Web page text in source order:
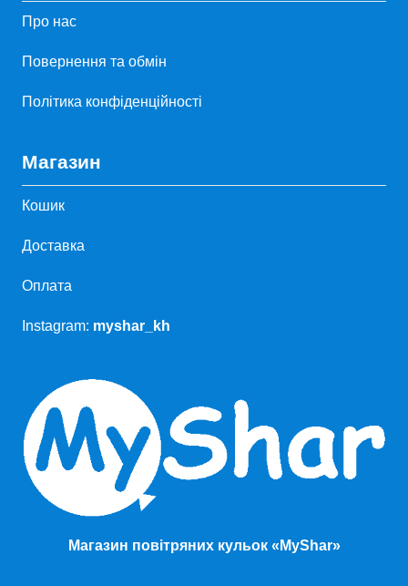
Про нас
Повернення та обмін
Політика конфіденційності
Магазин
Кошик
Доставка
Оплата
Instagram: myshar_kh
Магазин повітряних кульок «MyShar»